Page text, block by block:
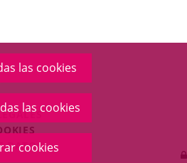
las cookies
las cookies
cookies
APLICACIÓN
EXTERNA.
APLICACIÓN
EXTERNA.
APLICACIÓN
EXTERNA.
DATOS